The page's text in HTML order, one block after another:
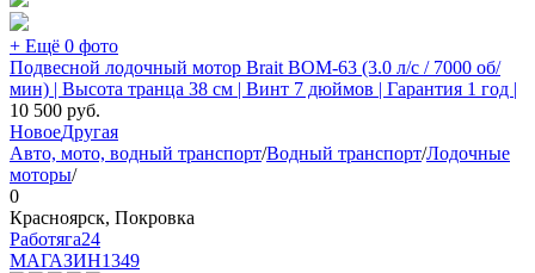
+ Ещё 0 фото
Подвесной лодочный мотор Brait BOM-63 (3.0 л/с / 7000 об/
мин) | Высота транца 38 см | Винт 7 дюймов | Гарантия 1 год |
10 500 руб.
НовоеДругая
Авто, мото, водный транспорт/Водный транспорт/Лодочные
моторы/
0
Красноярск, Покровка
Работяга24
МАГАЗИН1349